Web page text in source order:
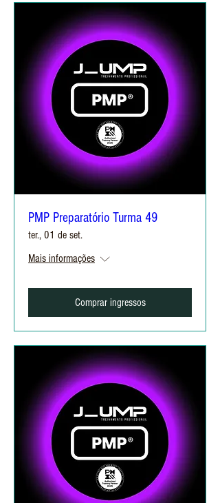
PMP Preparatório Turma 49
ter., 01 de set.
Mais informações
Comprar ingressos